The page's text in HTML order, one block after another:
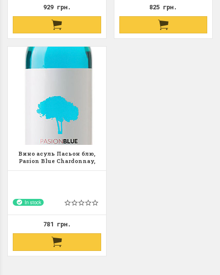
929 грн. 825 грн.
Вино асуль Пасьон блю,
Pasion Blue Chardonnay,
In stock
781 грн.